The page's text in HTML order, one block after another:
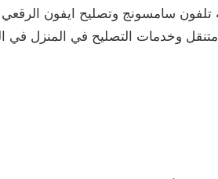
سامسونج وتصليح ايفون الرقعي
وخدمات التصليح في المنزل في